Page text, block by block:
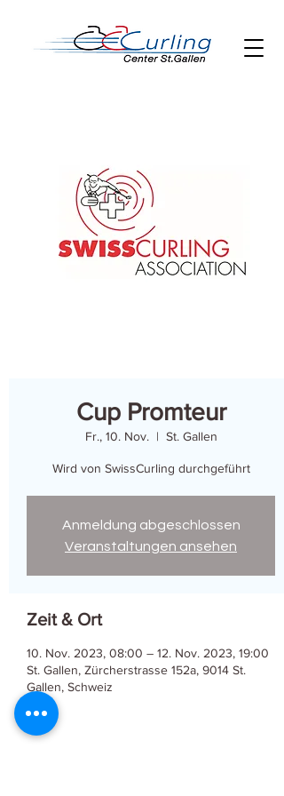
Cup Promteur
Fr., 10. Nov.
  |
St. Gallen
Wird von SwissCurling durchgeführt
Anmeldung abgeschlossen
Veranstaltungen ansehen
Zeit & Ort
10. Nov. 2023, 08:00 – 12. Nov. 2023, 19:00
St. Gallen, Zürcherstrasse 152a, 9014 St.
Gallen, Schweiz